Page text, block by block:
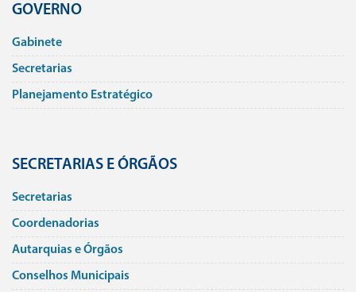
GOVERNO
Gabinete
Secretarias
Planejamento Estratégico
SECRETARIAS E ÓRGÃOS
Secretarias
Coordenadorias
Autarquias e Órgãos
Conselhos Municipais